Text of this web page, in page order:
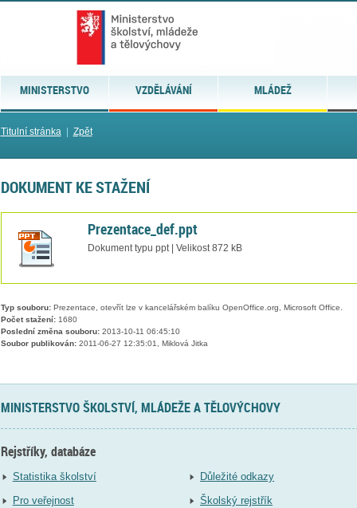
MINISTERSTVO VZDĚLÁVÁNÍ MLÁDEŽ
Titulní stránka| Zpět
DOKUMENT KE STAŽENÍ
Prezentace_def.ppt
Dokument typu ppt | Velikost 872 kB
Typ souboru:Prezentace, otevřít lze v kancelářském balíku OpenOffice.org, Microsoft Office.
Počet stažení:1680
Poslední změna souboru:2013-10-11 06:45:10
Soubor publikován:2011-06-27 12:35:01, Miklová Jitka
MINISTERSTVO ŠKOLSTVÍ, MLÁDEŽE A TĚLOVÝCHOVY
Rejstříky, databáze
Statistika školství
Pro veřejnost
Důležité odkazy
Školský rejstřík